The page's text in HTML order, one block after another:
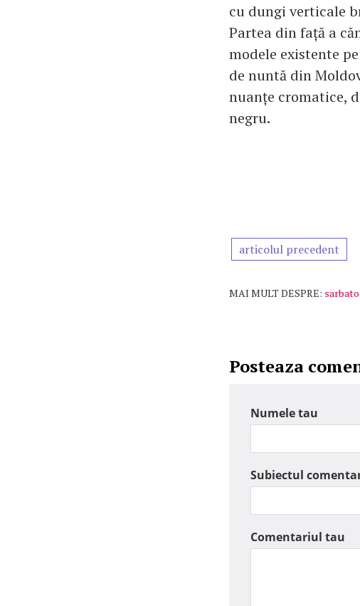
cu dungi verticale
Partea din față a
modele existente
de nuntă din
nuanțe cromatice,
negru.
articolul precedent
MAI MULT DESPRE:
Posteaza
Numele tau
Subiectul
Comentariul tau